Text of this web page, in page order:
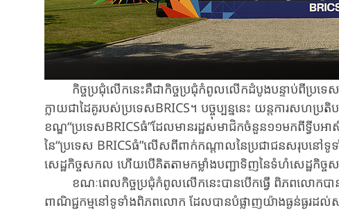
កិច្ចប្រជុំលើកនេះគឺជាកិច្ចប្រជុំកំពូលលើកដំបូងបន្ទាប់ពីប្រទេ
ក្លាយជាដៃគូរបស់ប្រទេសBRICS។ បច្ចុប្បន្ននេះ យន្តការសហប្រតិប
ខណ្ឌ“ប្រទេសBRICSធំ”ដែលមានរដ្ឋសមាជិកចំនួន១១មកពីទ្វីបអ
នៃ“ប្រទេស BRICSធំ”លើសពីពាក់កណ្តាលនៃប្រជាជនសរុបនៅ
សេដ្ឋកិច្ចសកល ហើយបើគិតតាម​កម្លាំង​បញ្ជាទិញនៃទំហំសេដ្ឋកិច្
ខណៈពេលកិច្ចប្រជុំកំពូលលើកនេះបានបើកធ្វើ ពិភពលោកបានក
ពាណិជ្ជកម្មនៅទូទាំងពិភពលោក ដែលបានបំផ្លាញយ៉ាងធ្ងន់ធ្ងរដល់សណ្